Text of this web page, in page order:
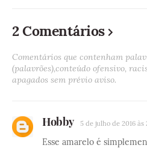
2 Comentários
Comentários que contenham
(palavrões),conteúdo ofensivo,
apagados sem prévio aviso.
Hobby 5 de julho de 2016 às
Esse amarelo é